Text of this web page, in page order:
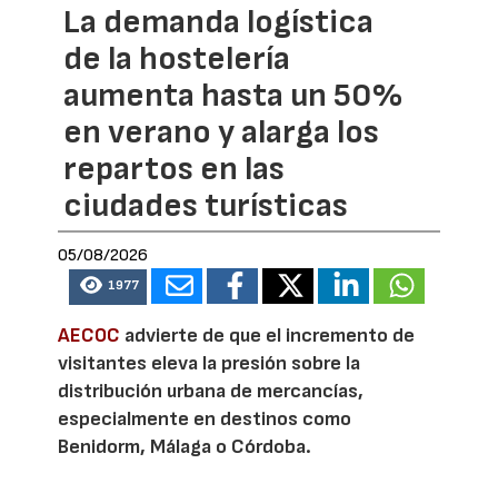
La demanda logística
de la hostelería
aumenta hasta un 50%
en verano y alarga los
repartos en las
ciudades turísticas
05/08/2026
1977
AECOC advierte de que el incremento de
visitantes eleva la presión sobre la
distribución urbana de mercancías,
especialmente en destinos como
Benidorm, Málaga o Córdoba.